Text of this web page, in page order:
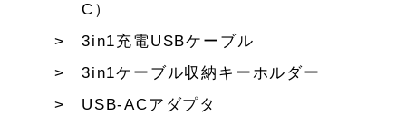
C）
3in1充電USBケーブル
3in1ケーブル収納キーホルダー
USB-ACアダプタ